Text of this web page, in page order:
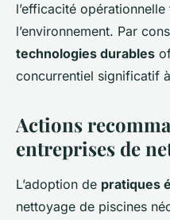
l’efficacité
l’environnement. Par
technologies durables
concurrentiel significatif à
Actions
entreprises de
L’adoption de pratiques
nettoyage de piscines